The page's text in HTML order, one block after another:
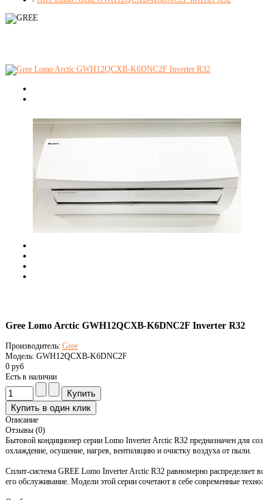
Gree Lomo Arctic GWH12QCXB-K6DNC2F Inverter R32
Производитель: Gree
Модель: GWH12QCXB-K6DNC2F
0 руб
Есть в наличии
Описание
Отзывы (0)
Бытовой кондиционер серии Lomo Inverter Arctic R32 предназначен для
охлаждение, осушение, нагрев, вентиляцию и очистку воздуха от пыли.
Сплит-система GREE Lomo Inverter Arctic R32 равномерно распределяет
его обслуживание. Модели этой серии сочетают в себе современные